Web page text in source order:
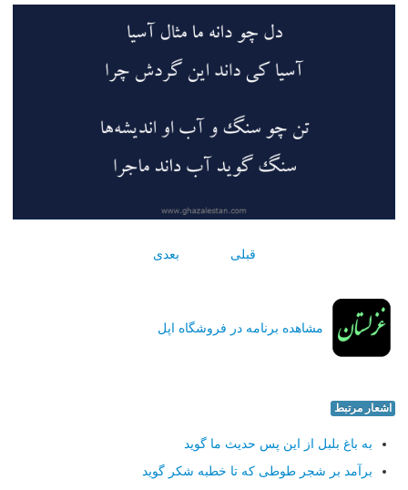
قبلی بعدی
مشاهده برنامه در فروشگاه اپل
اشعار مرتبط
به باغ بلبل از این پس حدیث ما گوید
برآمد بر شجر طوطی كه تا خطبه شكر گوید